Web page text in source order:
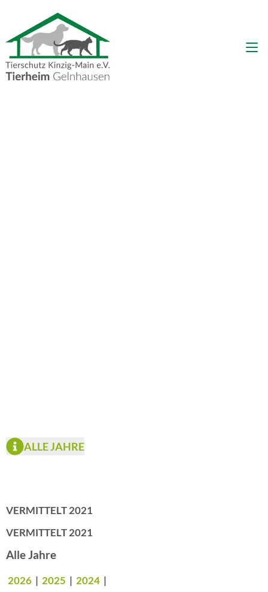
ALLE JAHRE
VERMITTELT 2021
VERMITTELT 2021
Alle Jahre
2026 | 2025 | 2024 |